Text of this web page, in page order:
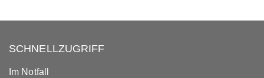
SCHNELLZUGRIFF
Im Notfall